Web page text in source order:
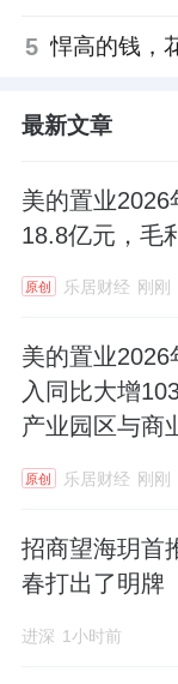
5 悍高的钱，
最新文章
美的置业2026
18.8亿元，毛
原创 乐居财经 刚刚
美的置业2026
入同比大增
产业园区与商
原创 乐居财经 刚刚
招商望海玥首
春打出了明牌
进深 1小时前